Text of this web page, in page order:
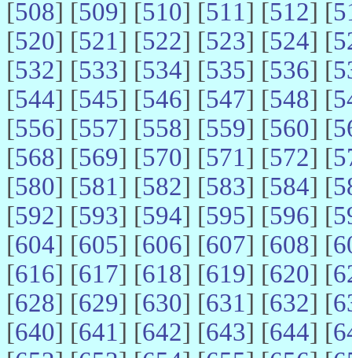
[508] [509] [510] [511] [512] [
[520] [521] [522] [523] [524] [
[532] [533] [534] [535] [536] [
[544] [545] [546] [547] [548] [
[556] [557] [558] [559] [560] [
[568] [569] [570] [571] [572] [
[580] [581] [582] [583] [584] [
[592] [593] [594] [595] [596] [
[604] [605] [606] [607] [608] [
[616] [617] [618] [619] [620] [
[628] [629] [630] [631] [632] [
[640] [641] [642] [643] [644] [